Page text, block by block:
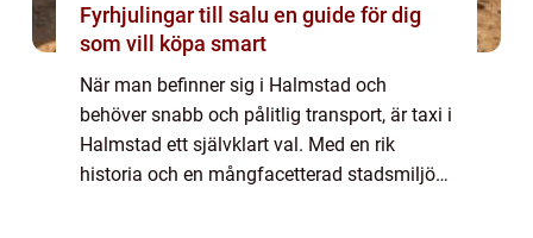
Fyrhjulingar till salu en guide för dig
som vill köpa smart
När man befinner sig i Halmstad och
behöver snabb och pålitlig transport, är taxi i
Halmstad ett självklart val. Med en rik
historia och en mångfacetterad stadsmiljö